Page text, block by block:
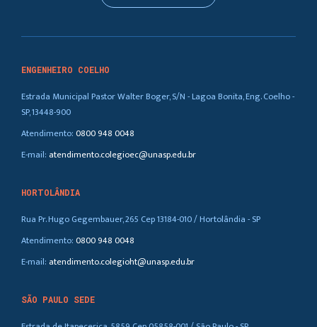
ENGENHEIRO COELHO
Estrada Municipal Pastor Walter Boger, S/N - Lagoa Bonita, Eng. Coelho -
SP, 13448-900
Atendimento:0800 948 0048
E-mail: atendimento.colegioec@unasp.edu.br
HORTOLÂNDIA
Rua Pr. Hugo Gegembauer, 265 Cep 13184-010 / Hortolândia - SP
Atendimento:0800 948 0048
E-mail: atendimento.colegioht@unasp.edu.br
SÃO PAULO SEDE